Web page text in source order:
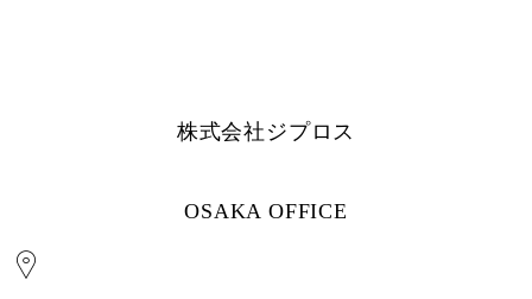
株式会社ジプロス
OSAKA OFFICE